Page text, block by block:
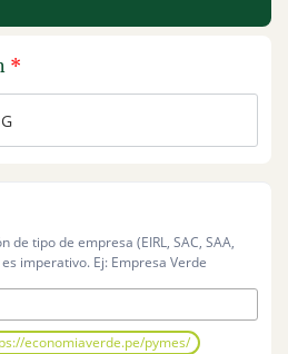
*
de tipo de empresa (EIRL, SAC, SAA,
imperativo. Ej: Empresa Verde
economiaverde.pe/pymes/